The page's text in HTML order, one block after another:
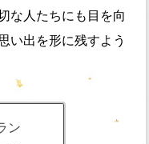
な人たちにも目を向
い出を形に残すよう
ン